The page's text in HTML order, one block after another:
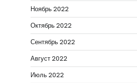
Ноябрь 2022
Октябрь 2022
Сентябрь 2022
Август 2022
Июль 2022